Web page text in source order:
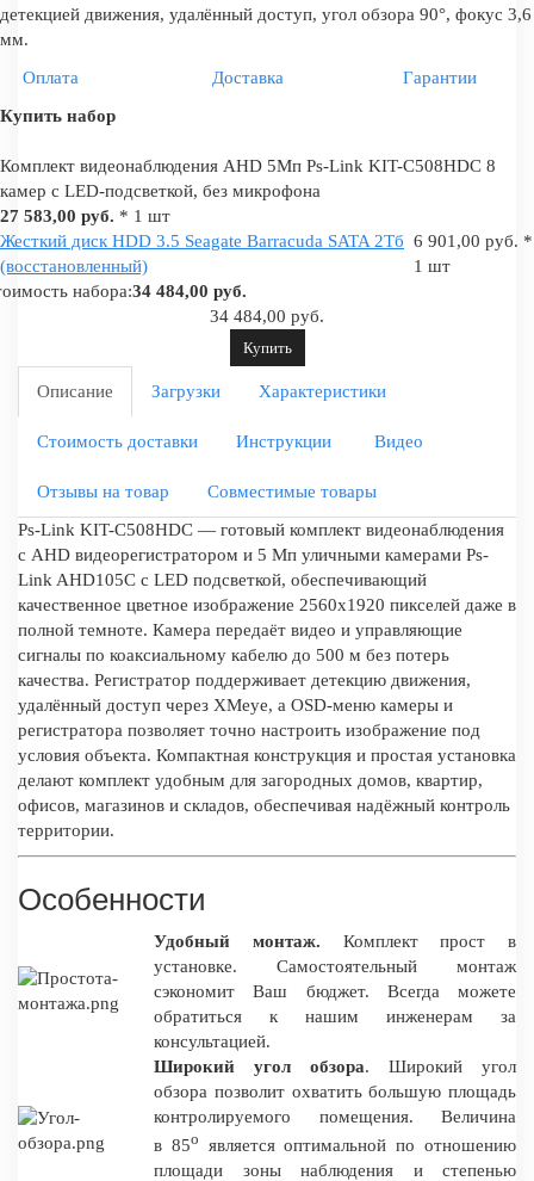
детекцией движения, удалённый доступ, угол обзора 90°, фокус 3,6
мм.
Оплата
Доставка
Гарантии
Купить набор
Комплект видеонаблюдения AHD 5Мп Ps-Link KIT-C508HDC 8
камер с LED-подсветкой, без микрофона
27 583,00 руб. * 1 шт
Жесткий диск HDD 3.5 Seagate Barracuda SATA 2Tб
(восстановленный)
6 901,00 руб. *
1 шт
набора:34 484,00 руб.
34 484,00 руб.
Купить
Описание Загрузки Характеристики
Стоимость доставки Инструкции Видео
Отзывы на товар
Совместимые товары
Ps-Link KIT-C508HDC — готовый комплект видеонаблюдения
с AHD видеорегистратором и 5 Мп уличными камерами Ps-
Link AHD105C с LED подсветкой, обеспечивающий
качественное цветное изображение 2560x1920 пикселей даже в
полной темноте. Камера передаёт видео и управляющие
сигналы по коаксиальному кабелю до 500 м без потерь
качества. Регистратор поддерживает детекцию движения,
удалённый доступ через XMeye, а OSD-меню камеры и
регистратора позволяет точно настроить изображение под
условия объекта. Компактная конструкция и простая установка
делают комплект удобным для загородных домов, квартир,
офисов, магазинов и складов, обеспечивая надёжный контроль
территории.
Особенности
Удобный монтаж. Комплект прост в
установке. Самостоятельный монтаж
сэкономит Ваш бюджет. Всегда можете
обратиться к нашим инженерам за
консультацией.
Широкий угол обзора. Широкий угол
обзора позволит охватить большую площадь
контролируемого помещения. Величина
в 85о
является оптимальной по отношению
площади зоны наблюдения и степенью